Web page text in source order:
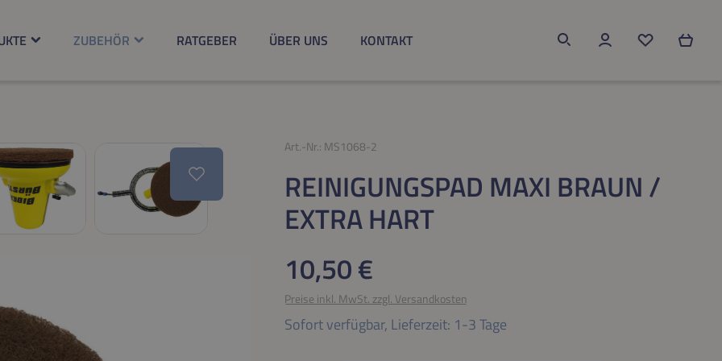
ZUBEHÖR RATGEBER ÜBER UNS KONTAKT
Du hast 0
Art.-Nr.: MS1068-2
REINIGUNGSPAD MAXI BRAUN /
EXTRA HART
Regulärer Preis:
10,50 €
Preise inkl. MwSt. zzgl. Versandkosten
Sofort verfügbar, Lieferzeit: 1-3 Tage